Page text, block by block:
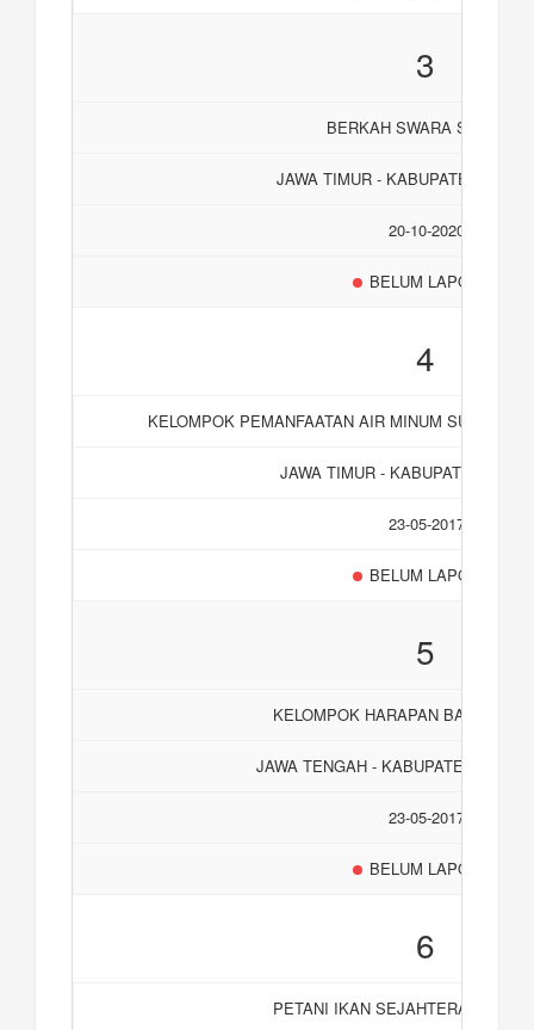
3
BERKAH SWARA SWARGO
JAWA TIMUR - KABUPATEN
20-10-2020
BELUM LAPORAN
4
KELOMPOK PEMANFAATAN AIR MINUM SUMBER
JAWA TIMUR - KABUPATEN
23-05-2017
BELUM LAPORAN
5
KELOMPOK HARAPAN BARU
JAWA TENGAH - KABUPATEN
23-05-2017
BELUM LAPORAN
6
PETANI IKAN SEJAHTERA